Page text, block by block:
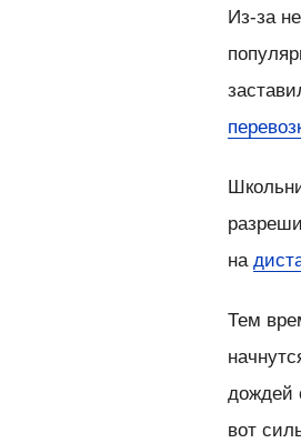
Из-за
на
Тем
дождей
вот